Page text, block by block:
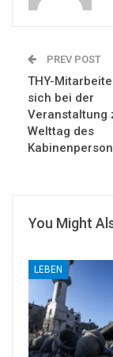
PREV POST
THY-
sich bei der
Veranstaltung
Welttag des
You Might
LEBEN